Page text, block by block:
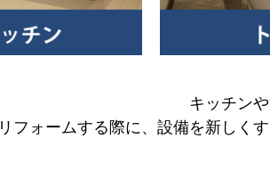
キッチン
リフォームする際に、設備を新しく